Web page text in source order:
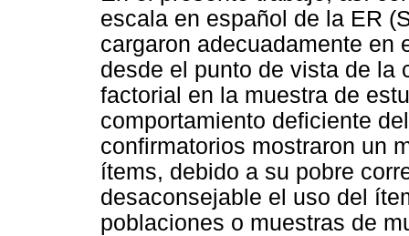
escala en español de la ER
cargaron adecuadamente en
desde el punto de vista de la
factorial en la muestra de
comportamiento deficiente
confirmatorios mostraron un
ítems, debido a su pobre
desaconsejable el uso del
poblaciones o muestras de